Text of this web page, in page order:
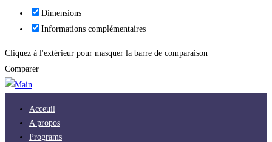
Dimensions
Informations complémentaires
Cliquez à l'extérieur pour masquer la barre de comparaison
Comparer
Acceuil
A propos
Programs